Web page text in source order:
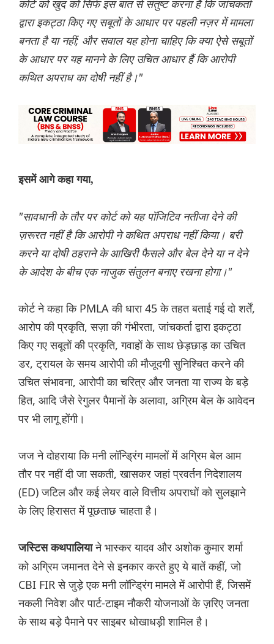
कोर्ट को खुद को सिर्फ इस बात से संतुष्ट करना है कि जांचकर्ता
द्वारा इकट्ठा किए गए सबूतों के आधार पर पहली नज़र में मामला
बनता है या नहीं; और सवाल यह होना चाहिए कि क्या ऐसे सबूतों
के आधार पर यह मानने के लिए उचित आधार हैं कि आरोपी
कथित अपराध का दोषी नहीं है।"
इसमें आगे कहा गया,
"सावधानी के तौर पर कोर्ट को यह पॉजिटिव नतीजा देने की
ज़रूरत नहीं है कि आरोपी ने कथित अपराध नहीं किया। बरी
करने या दोषी ठहराने के आखिरी फैसले और बेल देने या न देने
के आदेश के बीच एक नाजुक संतुलन बनाए रखना होगा।"
कोर्ट ने कहा कि PMLA की धारा 45 के तहत बताई गई दो शर्तें,
आरोप की प्रकृति, सज़ा की गंभीरता, जांचकर्ता द्वारा इकट्ठा
किए गए सबूतों की प्रकृति, गवाहों के साथ छेड़छाड़ का उचित
डर, ट्रायल के समय आरोपी की मौजूदगी सुनिश्चित करने की
उचित संभावना, आरोपी का चरित्र और जनता या राज्य के बड़े
हित, आदि जैसे रेगुलर पैमानों के अलावा, अग्रिम बेल के आवेदन
पर भी लागू होंगी।
जज ने दोहराया कि मनी लॉन्ड्रिंग मामलों में अग्रिम बेल आम
तौर पर नहीं दी जा सकती, खासकर जहां प्रवर्तन निदेशालय
(ED) जटिल और कई लेयर वाले वित्तीय अपराधों को सुलझाने
के लिए हिरासत में पूछताछ चाहता है।
जस्टिस कथपालियाने भास्कर यादव और अशोक कुमार शर्मा
को अग्रिम जमानत देने से इनकार करते हुए ये बातें कहीं, जो
CBI FIR से जुड़े एक मनी लॉन्ड्रिंग मामले में आरोपी हैं, जिसमें
नकली निवेश और पार्ट-टाइम नौकरी योजनाओं के ज़रिए जनता
के साथ बड़े पैमाने पर साइबर धोखाधड़ी शामिल है।